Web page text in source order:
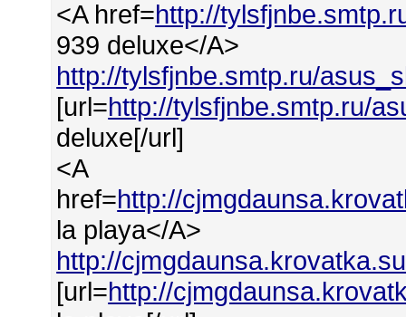
<A href=http://
939 deluxe</A>
http://tylsfjnbe.smtp.ru/
[url=http://tylsfjnbe.smtp.ru/
deluxe[/url]
<A
href=http://
la playa</A>
http://
[url=http://